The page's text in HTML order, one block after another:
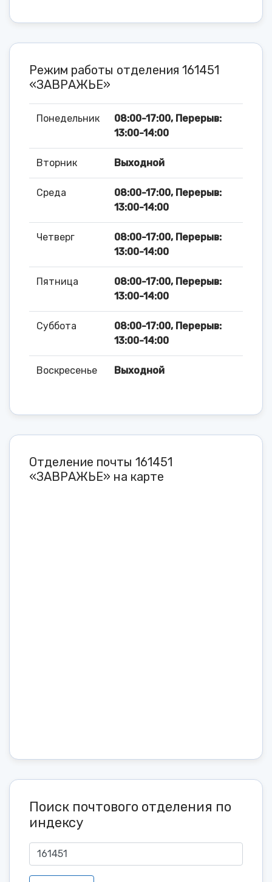
Режим работы отделения 161451
«ЗАВРАЖЬЕ»
Понедельник
08:00-17:00, Перерыв:
13:00-14:00
Вторник Выходной
Среда
08:00-17:00, Перерыв:
13:00-14:00
Четверг
08:00-17:00, Перерыв:
13:00-14:00
Пятница
08:00-17:00, Перерыв:
13:00-14:00
Суббота
08:00-17:00, Перерыв:
13:00-14:00
Воскресенье Выходной
Отделение почты 161451
«ЗАВРАЖЬЕ» на карте
Поиск почтового отделения по
индексу